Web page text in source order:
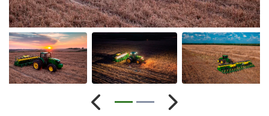
Anterior Próximo